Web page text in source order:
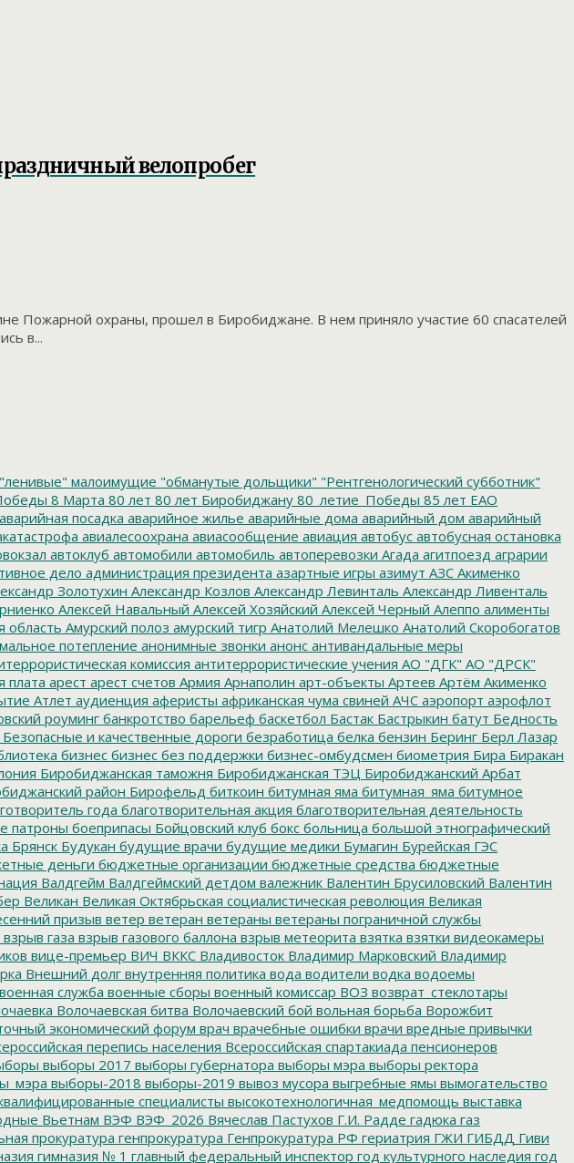
велопробег
Пожарной охраны, прошел в Биробиджане. В нем приняло участие 60 спасателей
в...
"ленивые" малоимущие "обманутые дольщики" "Рентгенологический субботник"
8 Марта 80 лет 80 лет Биробиджану 80_летие_Победы 85 лет ЕАО
аварийная посадка аварийное жилье аварийные дома аварийный дом аварийный
авиалесоохрана авиасообщение авиация автобус автобусная остановка
автоклуб автомобили автомобиль автоперевозки Агада агитпоезд аграрии
дело администрация президента азартные игры азимут АЗС Акименко
Золотухин Александр Козлов Александр Левинталь Александр Ливенталь
Алексей Навальный Алексей Хозяйский Алексей Черный Алеппо алименты
область Амурский полоз амурский тигр Анатолий Мелешко Анатолий Скоробогатов
потепление анонимные звонки анонс антивандальные меры
комиссия антитеррористические учения АО "ДГК" АО "ДРСК"
плата арест арест счетов Армия Арнаполин арт-объекты Артеев Артём Акименко
Атлет аудиенция аферисты африканская чума свиней АЧС аэропорт аэрофлот
роумингбанкротство барельеф баскетбол Бастак Бастрыкин батут Бедность
Безопасные и качественные дороги безработица белка бензин Беринг Берл Лазар
бизнес бизнес без поддержки бизнес-омбудсмен биометрия Бира Биракан
Биробиджанская таможня Биробиджанская ТЭЦ Биробиджанский Арбат
район Бирофельд биткоин битумная яма битумная_яма битумное
года благотворительная акция благотворительная деятельность
патроны боеприпасы Бойцовский клуб бокс больница большой этнографический
Брянск Будукан будущие врачи будущие медики Бумагин Бурейская ГЭС
деньги бюджетные организации бюджетные средства бюджетные
Валдгейм Валдгеймский детдом валежник Валентин Брусиловский Валентин
Великан Великая Октябрьская социалистическая революция Великая
призыв ветер ветеран ветераны ветераны пограничной службы
взрыв газа взрыв газового баллона взрыв метеорита взятка взятки видеокамеры
вице-премьер ВИЧ ВККС Владивосток Владимир Марковский Владимир
Внешний долг внутренняя политика вода водители водка водоемы
военная служба военные сборы военный комиссар ВОЗ возврат_стеклотары
Волочаевская битва Волочаевский бой вольная борьба Ворожбит
экономический форум врач врачебные ошибки врачи вредные привычки
перепись населения Всероссийская спартакиада пенсионеров
выборы 2017 выборы губернатора выборы мэра выборы ректора
выборы-2018 выборы-2019 вывоз мусора выгребные ямы вымогательство
специалисты высокотехнологичная_медпомощь выставка
Вьетнам ВЭФ ВЭФ_2026 Вячеслав Пастухов Г.И. Радде гадюка газ
прокуратура генпрокуратура Генпрокуратура РФ гериатрия ГЖИ ГИБДД Гиви
гимназия № 1 главный федеральный инспектор год культурного наследия год